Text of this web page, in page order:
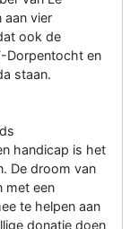
aan vier
ook de
Dorpentocht en
staan.
handicap is het
De droom van
met een
te helpen aan
donatie doen